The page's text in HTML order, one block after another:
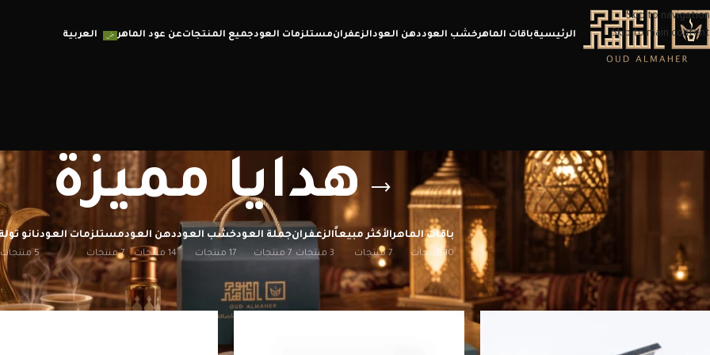
Skip to navigation
Skip to main content
الرئيسيةباقات الماهرخشب العوددهن العودالزعفرانمستلزمات العودجميع المنتجاتعن عود الماهر العربية
هدايا مميزة
باقات الماهر
10 منتجات
الأكثر مبيعاً
7 منتجات
الزعفران
3 منتجات
جملة العود
7 منتجات
خشب العود
17 منتجات
دهن العود
14 منتجات
مستلزمات العود
7 منتجات
نانو
5 منتجات
الرئيسية/ منتجات تحت الوسم “هدايا مميزة” إظهار 12
20